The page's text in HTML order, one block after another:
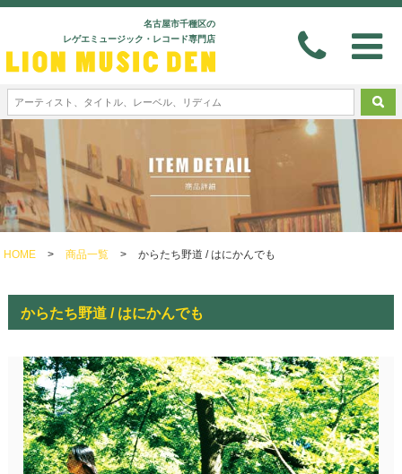
名古屋市千種区の
レゲエミュージック・レコード専門店
HOME > 商品一覧 > からたち野道 / はにかんでも
からたち野道 / はにかんでも